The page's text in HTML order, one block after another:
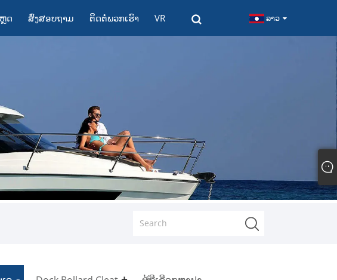
ດ ສົ່ງສອບຖາມ ຕິດ​ຕໍ່​ພວກ​ເຮົາ VR ລາວ